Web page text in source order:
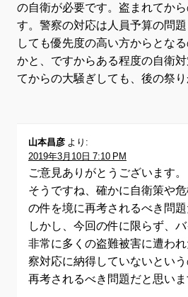
の自衛が必要です。盗まれてか
す。警察の対応は人員予算の問
しても優先度の高い方からとな
かと、ですからある程度の自衛
てからの大騒ぎしても、後の祭り
山本昌彦
より:
2019年3月10日 7:10 PM
ご意見ありがとうございます。
そうですね、確かに自衛策や
の件を境に再考されるべき問題
しかし、今回の件に限らず、
非常に多くの盗難被害に遭わ
察対応に納得していないとい
再考されるべき問題だと思いま